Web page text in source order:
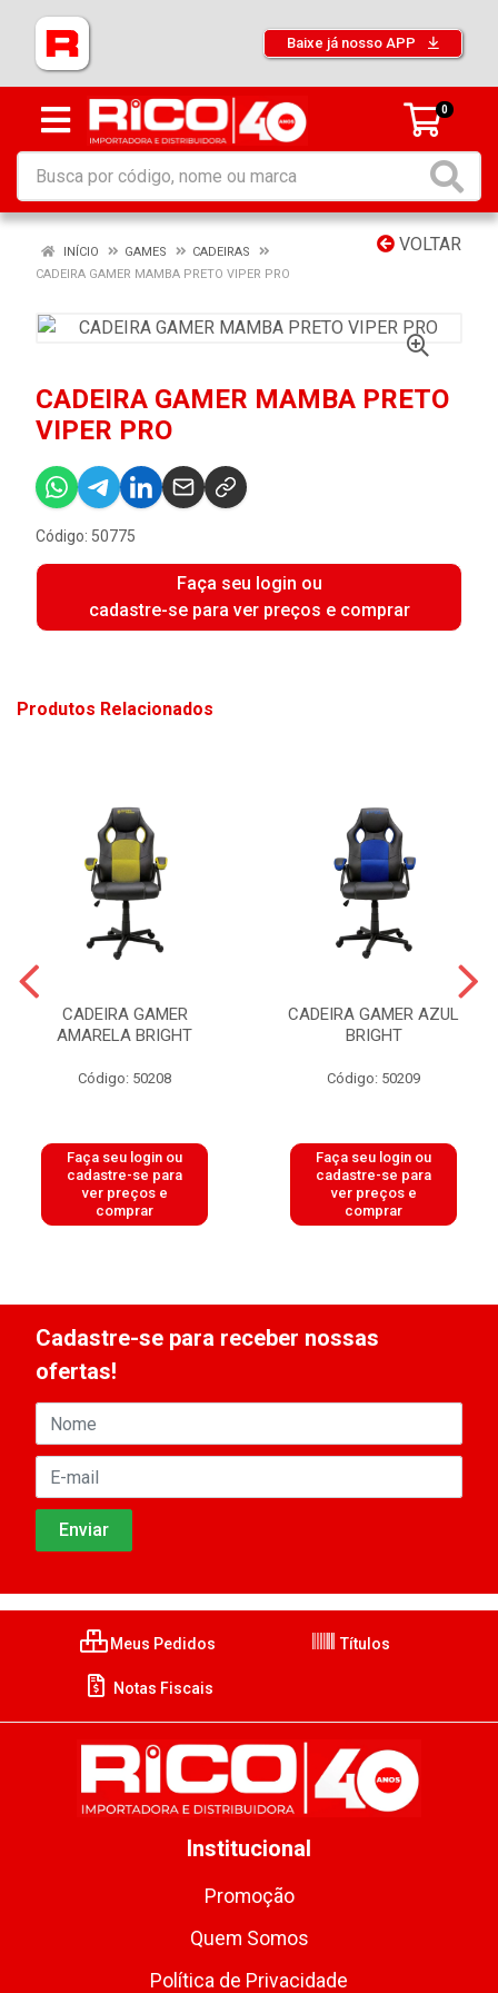
Baixe já nosso APP
0
VOLTAR
INÍCIO GAMES
CADEIRAS
CADEIRA GAMER MAMBA PRETO VIPER PRO
CADEIRA GAMER MAMBA PRETO
VIPER PRO
Código: 50775
Faça seu login ou
cadastre-se para ver preços e comprar
Produtos Relacionados
CADEIRA GAMER
AMARELA BRIGHT
Código: 50208
Faça seu login ou
cadastre-se para
ver preços e
comprar
CADEIRA GAMER AZUL
BRIGHT
Código: 50209
Faça seu login ou
cadastre-se para
ver preços e
comprar
Cadastre-se para receber nossas
ofertas!
Meus Pedidos Títulos
Notas Fiscais
Institucional
Promoção
Quem Somos
Política de Privacidade